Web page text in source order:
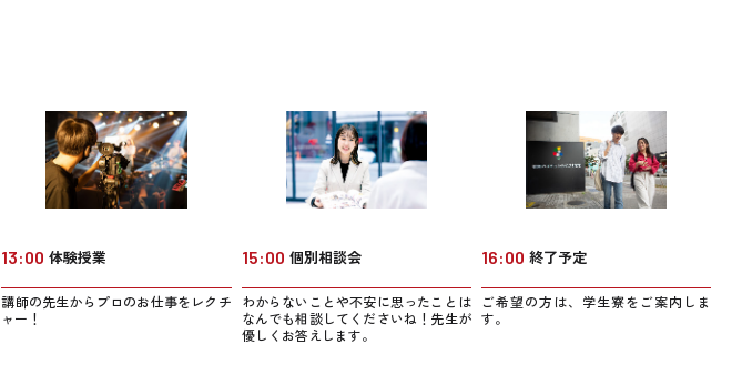
13:00 体験授業
講師の先生からプロのお仕事をレクチ
ャー！
15:00 個別相談会
わからないことや不安に思ったことは
なんでも相談してくださいね！先生が
優しくお答えします。
16:00 終了予定
ご希望の方は、学生寮をご案内しま
す。